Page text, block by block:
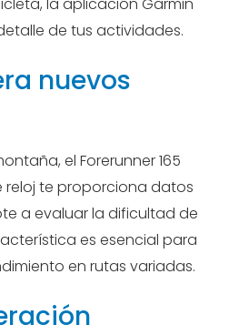
de tus actividades.
nuevos
el Forerunner 165
reloj te proporciona datos
a evaluar la dificultad de
es esencial para
en rutas variadas.